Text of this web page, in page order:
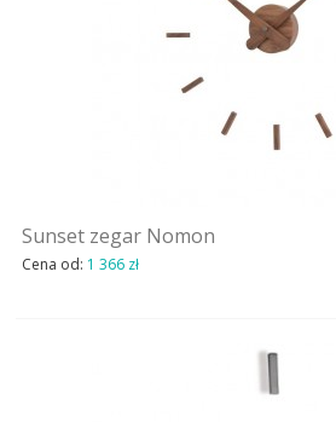
Sunset zegar Nomon
Cena od: 1 366 zł